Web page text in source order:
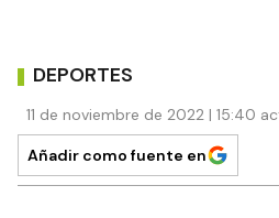
DEPORTES
11 de noviembre de 2022 | 15:40
Añadir como fuente en